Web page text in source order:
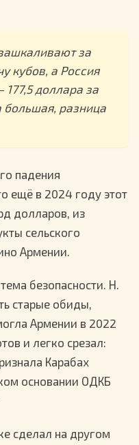
за
кубов, а Россия
177,5 доллара за
большая, разница
падения
ещё в 2024 году этот
долларов, из
сельского
Армении.
безопасности. Н.
старые обиды,
Армении в 2022
и легко срезал:
Карабах
основании ОДКБ
сделал на другом